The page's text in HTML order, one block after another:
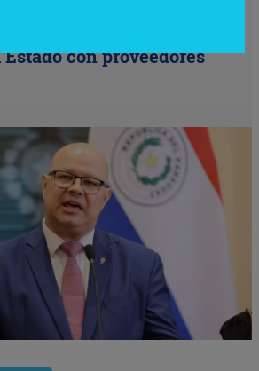
3,9% para ordenar las
con proveedores